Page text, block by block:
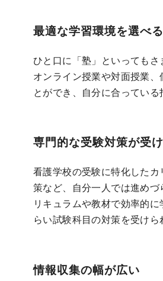
最適な学習環境を選べる
ひと口に「塾」といってもさ
オンライン授業や対面授業
とができ、自分に合っている
専門的な受験対策が受
看護学校の受験に特化した
策など、自分一人では進め
リキュラムや教材で効率的
らい試験科目の対策を受けら
情報収集の幅が広い